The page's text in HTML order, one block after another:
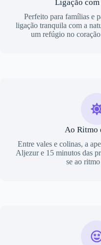
Ligação
Perfeito para famílias e
ligação tranquila com a
um refúgio no
Ao Ritmo
Entre vales e colinas, a
Aljezur e 15 minutos das
se ao